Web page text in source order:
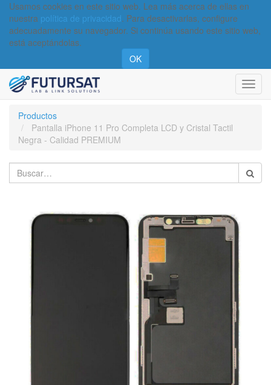
Usamos cookies en este sitio web. Lea más acerca de ellas en
nuestra política de privacidad. Para desactivarlas, configure
adecuadamente su navegador. Si continúa usando este sitio web,
está aceptándolas.
OK
Productos
Pantalla iPhone 11 Pro Completa LCD y Cristal Tactil
Negra - Calidad PREMIUM